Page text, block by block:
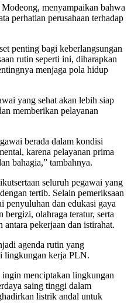
menyampaikan bahwa
perhatian perusahaan terhadap
penting bagi keberlangsungan
rutin seperti ini, diharapkan
menjaga pola hidup
yang sehat akan lebih siap
memberikan pelayanan
berada dalam kondisi
karena pelayanan prima
bahagia,” tambahnya.
seluruh pegawai yang
tertib. Selain pemeriksaan
penyuluhan dan edukasi gaya
bergizi, olahraga teratur, serta
antara pekerjaan dan istirahat.
agenda rutin yang
lingkungan kerja PLN.
menciptakan lingkungan
saing tinggi dalam
listrik andal untuk